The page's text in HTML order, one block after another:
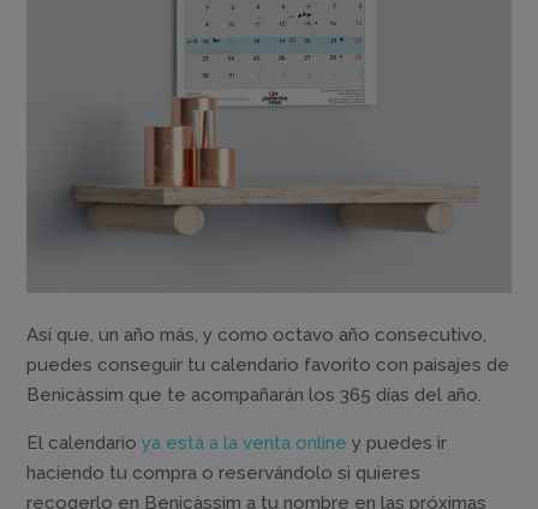
Así que, un año más, y como octavo año consecutivo,
puedes conseguir tu calendario favorito con paisajes de
Benicàssim que te acompañarán los 365 días del año.
El calendarioya está a la venta online y puedes ir
haciendo tu compra o reservándolo si quieres
recogerlo en Benicàssim a tu nombre en las próximas